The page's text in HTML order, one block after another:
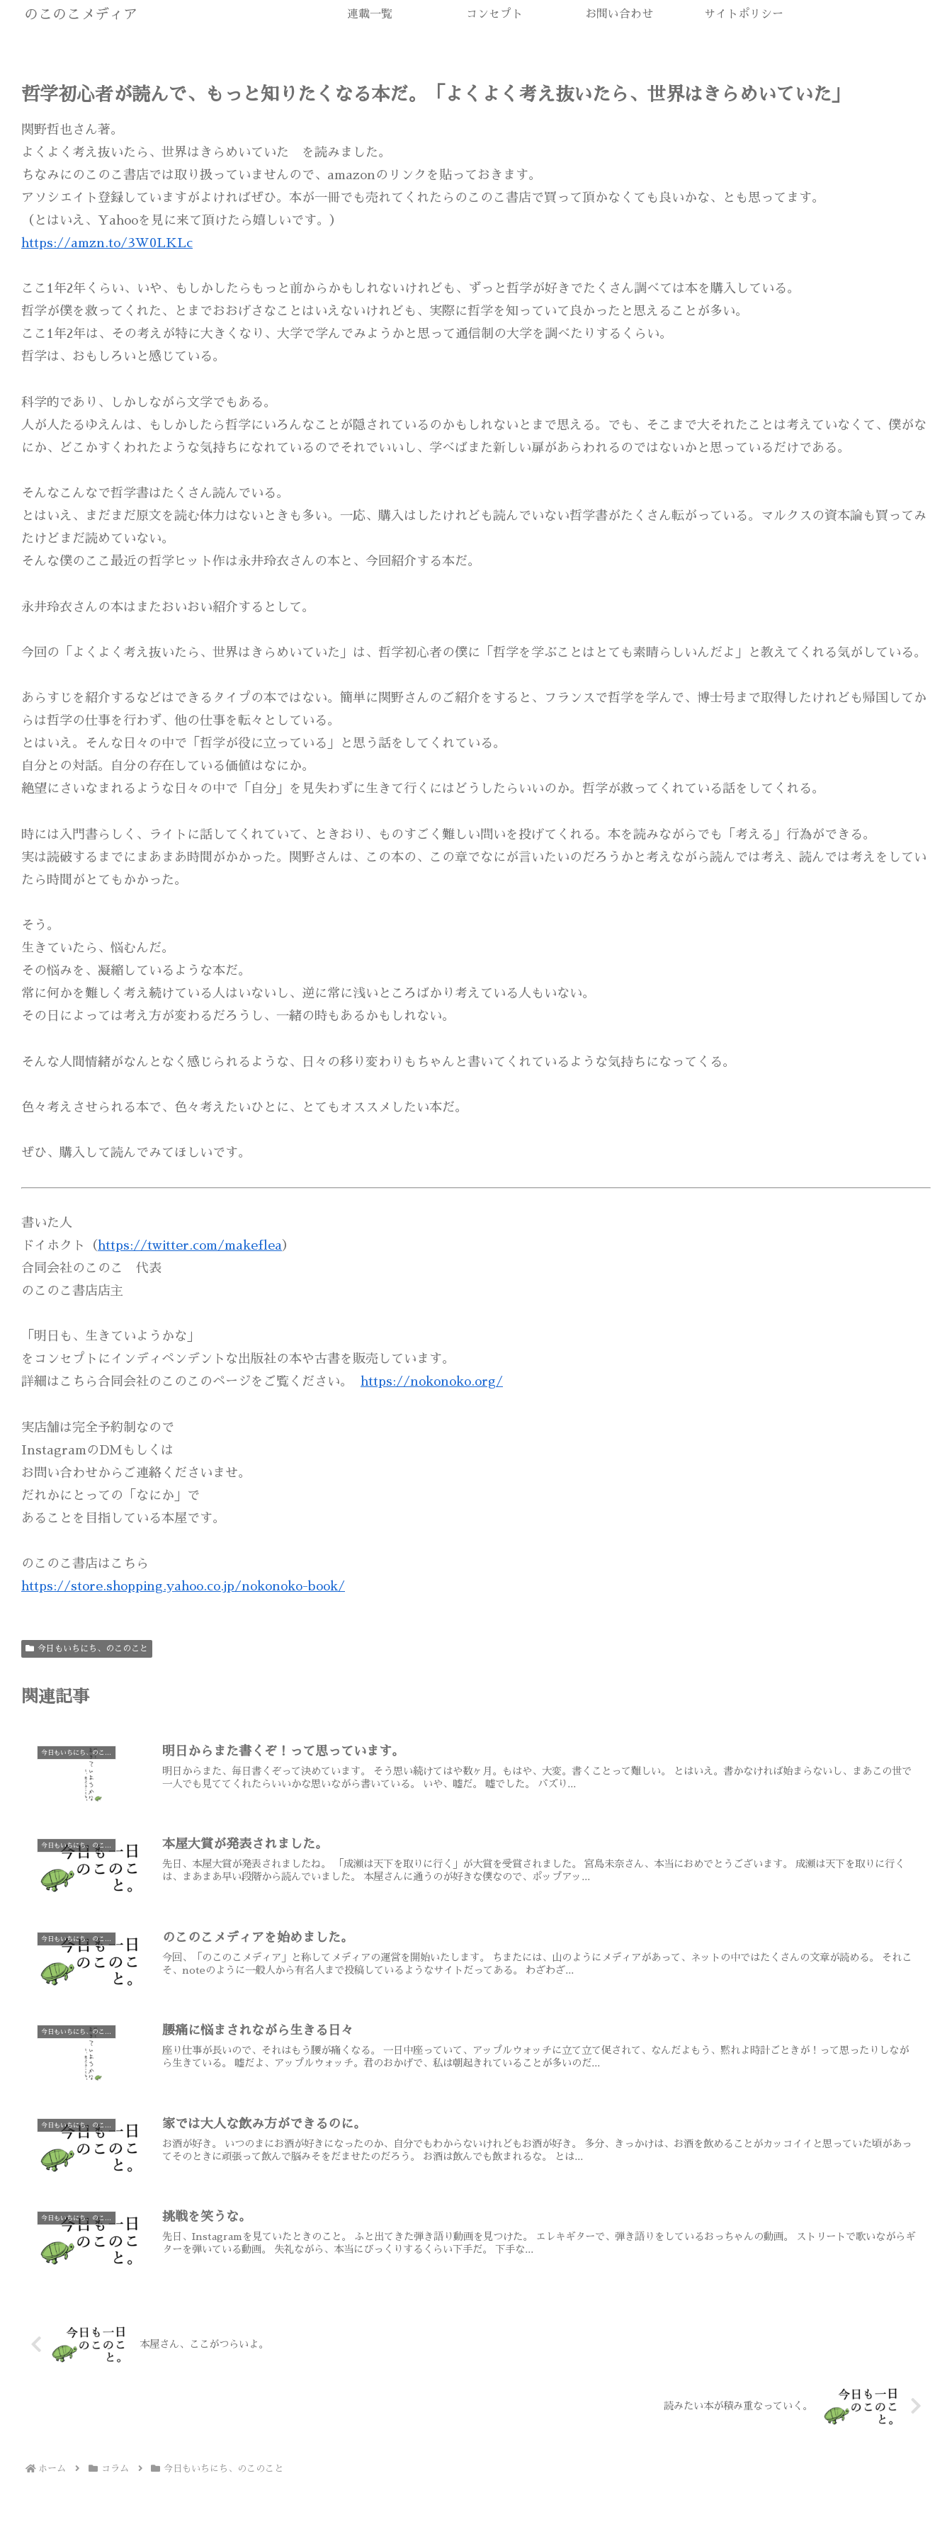
のこのこメディア 連載一覧 コンセプト お問い合わせ サイトポリシー
哲学初心者が読んで、もっと知りたくなる本だ。「よくよく考え抜いたら、世界はきらめいていた」
関野哲也さん著。
よくよく考え抜いたら、世界はきらめいていた を読みました。
ちなみにのこのこ書店では取り扱っていませんので、amazonのリンクを貼っておきます。
アソシエイト登録していますがよければぜひ。本が一冊でも売れてくれたらのこのこ書店で買って頂かなくても良いかな、とも思ってます。
（とはいえ、Yahooを見に来て頂けたら嬉しいです。）
https://amzn.to/3W0LKLc
ここ1年2年くらい、いや、もしかしたらもっと前からかもしれないけれども、ずっと哲学が好きでたくさん調べては本を購入している。
哲学が僕を救ってくれた、とまでおおげさなことはいえないけれども、実際に哲学を知っていて良かったと思えることが多い。
ここ1年2年は、その考えが特に大きくなり、大学で学んでみようかと思って通信制の大学を調べたりするくらい。
哲学は、おもしろいと感じている。
科学的であり、しかしながら文学でもある。
人が人たるゆえんは、もしかしたら哲学にいろんなことが隠されているのかもしれないとまで思える。でも、そこまで大それたことは考えていなくて、僕がな
にか、どこかすくわれたような気持ちになれているのでそれでいいし、学べばまた新しい扉があらわれるのではないかと思っているだけである。
そんなこんなで哲学書はたくさん読んでいる。
とはいえ、まだまだ原文を読む体力はないときも多い。一応、購入はしたけれども読んでいない哲学書がたくさん転がっている。マルクスの資本論も買ってみ
たけどまだ読めていない。
そんな僕のここ最近の哲学ヒット作は永井玲衣さんの本と、今回紹介する本だ。
永井玲衣さんの本はまたおいおい紹介するとして。
今回の「よくよく考え抜いたら、世界はきらめいていた」は、哲学初心者の僕に「哲学を学ぶことはとても素晴らしいんだよ」と教えてくれる気がしている。
あらすじを紹介するなどはできるタイプの本ではない。簡単に関野さんのご紹介をすると、フランスで哲学を学んで、博士号まで取得したけれども帰国してか
らは哲学の仕事を行わず、他の仕事を転々としている。
とはいえ。そんな日々の中で「哲学が役に立っている」と思う話をしてくれている。
自分との対話。自分の存在している価値はなにか。
絶望にさいなまれるような日々の中で「自分」を見失わずに生きて行くにはどうしたらいいのか。哲学が救ってくれている話をしてくれる。
時には入門書らしく、ライトに話してくれていて、ときおり、ものすごく難しい問いを投げてくれる。本を読みながらでも「考える」行為ができる。
実は読破するまでにまあまあ時間がかかった。関野さんは、この本の、この章でなにが言いたいのだろうかと考えながら読んでは考え、読んでは考えをしてい
たら時間がとてもかかった。
そう。
生きていたら、悩むんだ。
その悩みを、凝縮しているような本だ。
常に何かを難しく考え続けている人はいないし、逆に常に浅いところばかり考えている人もいない。
その日によっては考え方が変わるだろうし、一緒の時もあるかもしれない。
そんな人間情緒がなんとなく感じられるような、日々の移り変わりもちゃんと書いてくれているような気持ちになってくる。
色々考えさせられる本で、色々考えたいひとに、とてもオススメしたい本だ。
ぜひ、購入して読んでみてほしいです。
書いた人
ドイホクト（ https://twitter.com/makeflea）
合同会社のこのこ 代表
のこのこ書店店主
「明日も、生きていようかな」
をコンセプトにインディペンデントな出版社の本や古書を販売しています。
詳細はこちら合同会社のこのこのページをご覧ください。
https://nokonoko.org/
実店舗は完全予約制なので
InstagramのDMもしくは
お問い合わせからご連絡くださいませ。
だれかにとっての「なにか」で
あることを目指している本屋です。
のこのこ書店はこちら
https://store.shopping.yahoo.co.jp/nokonoko-book/
今日もいちにち、のこのこと
関連記事
明日からまた書くぞ！って思っています。
明日からまた、毎日書くぞって決めています。 そう思い続けてはや数ヶ月。もはや、大変。書くことって難しい。 とはいえ。書かなければ始まらないし、まあこの世で
一人でも見ててくれたらいいかな思いながら書いている。 いや、嘘だ。 嘘でした。 バズり...
今日もいちにち、のこのこと 本屋大賞が発表されました。
先日、本屋大賞が発表されましたね。 「成瀬は天下を取りに行く」が大賞を受賞されました。 宮島未奈さん、本当におめでとうございます。 成瀬は天下を取りに行く
は、まあまあ早い段階から読んでいました。 本屋さんに通うのが好きな僕なので、ポップアッ...
のこのこメディアを始めました。
今回、「のこのこメディア」と称してメディアの運営を開始いたします。 ちまたには、山のようにメディアがあって、ネットの中ではたくさんの文章が読める。 それこ
そ、noteのように一般人から有名人まで投稿しているようなサイトだってある。 わざわざ...
今日もいちにち、のこのこと 腰痛に悩まされながら生きる日々
座り仕事が長いので、それはもう腰が痛くなる。 一日中座っていて、アップルウォッチに立て立て促されて、なんだよもう、黙れよ時計ごときが！って思ったりしなが
ら生きている。 嘘だよ、アップルウォッチ。君のおかげで、私は朝起きれていることが多いのだ...
家では大人な飲み方ができるのに。
お酒が好き。 いつのまにお酒が好きになったのか、自分でもわからないけれどもお酒が好き。 多分、きっかけは、お酒を飲めることがカッコイイと思っていた頃があっ
てそのときに頑張って飲んで脳みそをだませたのだろう。 お酒は飲んでも飲まれるな。 とは...
今日もいちにち、のこのこと 挑戦を笑うな。
先日、Instagramを見ていたときのこと。 ふと出てきた弾き語り動画を見つけた。 エレキギターで、弾き語りをしているおっちゃんの動画。 ストリートで歌いながらギ
ターを弾いている動画。 失礼ながら、本当にびっくりするくらい下手だ。 下手な...
本屋さん、ここがつらいよ。
読みたい本が積み重なっていく。
ホーム コラム 今日もいちにち、のこのこと